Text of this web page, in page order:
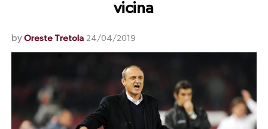
vicina
by Oreste Tretola 24/04/2019